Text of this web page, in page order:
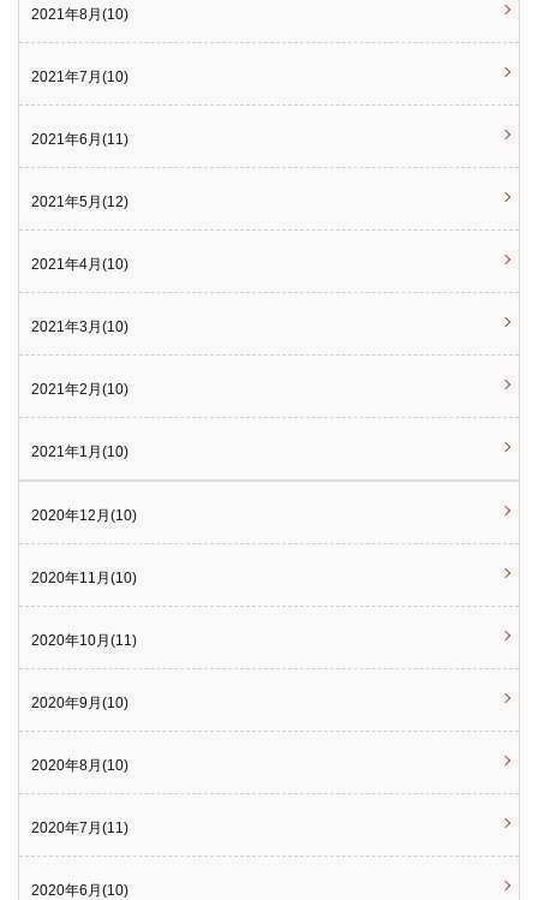
2021年8月(10)
2021年7月(10)
2021年6月(11)
2021年5月(12)
2021年4月(10)
2021年3月(10)
2021年2月(10)
2021年1月(10)
2020年12月(10)
2020年11月(10)
2020年10月(11)
2020年9月(10)
2020年8月(10)
2020年7月(11)
2020年6月(10)